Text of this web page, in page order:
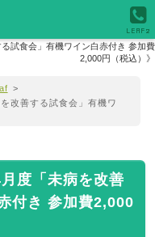
試食会」有機ワイン白赤付き 参加費
2,000円（税込）》
>
改善する試食会」有機ワ
度「未病を改善
付き 参加費2,000
LEAF2